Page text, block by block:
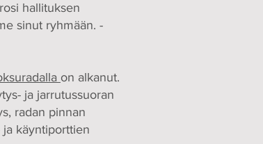
hallituksen
sinut ryhmään. -
on alkanut.
ja jarrutussuoran
radan pinnan
käyntiporttien